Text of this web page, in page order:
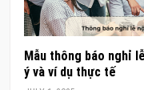
Mẫu thông báo nghỉ
ý và ví dụ thực tế